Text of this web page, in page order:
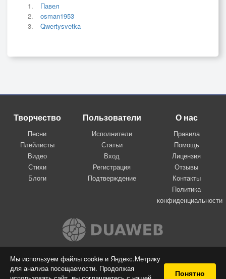
Мы используем файлы cookie и Яндекс.Метрику
для анализа посещаемости. Продолжая
Понятно
Павел
osman1953
Qwertysvetka
Творчество
Песни
Плейлисты
Видео
Стихи
Блоги
Пользователи
Исполнители
Статьи
Вход
Регистрация
Подтверждение
О нас
Правила
Помощь
Лицензия
Отзывы
Контакты
Политика
конфиденциальности
Вконтакте
© 2009-2026 Я-пою